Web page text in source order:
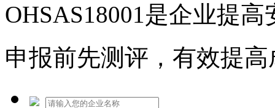
OHSAS18001是企业提
申报前先测评，有效提